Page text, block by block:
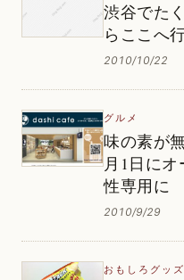
渋谷でた
らここへ
2010/10/22
グルメ
味の素が
月1日に
性専用に
2010/9/29
おもしろグッズ